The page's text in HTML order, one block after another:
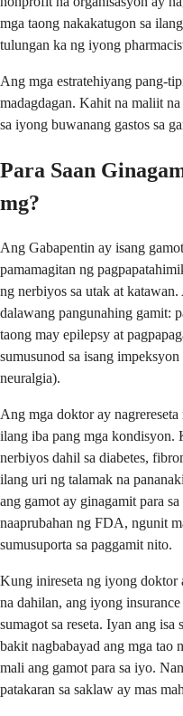
mga taong nakakatugon sa
tulungan ka ng iyong
Ang mga estratehiyang pang-
madagdagan. Kahit na maliit
sa iyong buwanang gastos sa
Para Saan
mg?
Ang Gabapentin ay isang
pamamagitan ng
ng nerbiyos sa utak at
dalawang pangunahing gamit:
taong may epilepsy at
sumusunod sa isang
neuralgia).
Ang mga doktor ay
ilang iba pang mga kondisyon.
nerbiyos dahil sa diabetes,
ilang uri ng talamak na
ang gamot ay ginagamit para
naaprubahan ng FDA, ngunit
sumusuporta sa paggamit nito.
Kung inireseta ng iyong doktor
na dahilan, ang iyong
sumagot sa reseta. Iyan ang
bakit nagbabayad ang mga tao
mali ang gamot para sa iyo.
patakaran sa saklaw ay mas